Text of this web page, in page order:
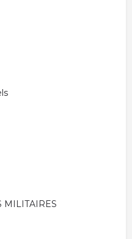
MILITAIRES